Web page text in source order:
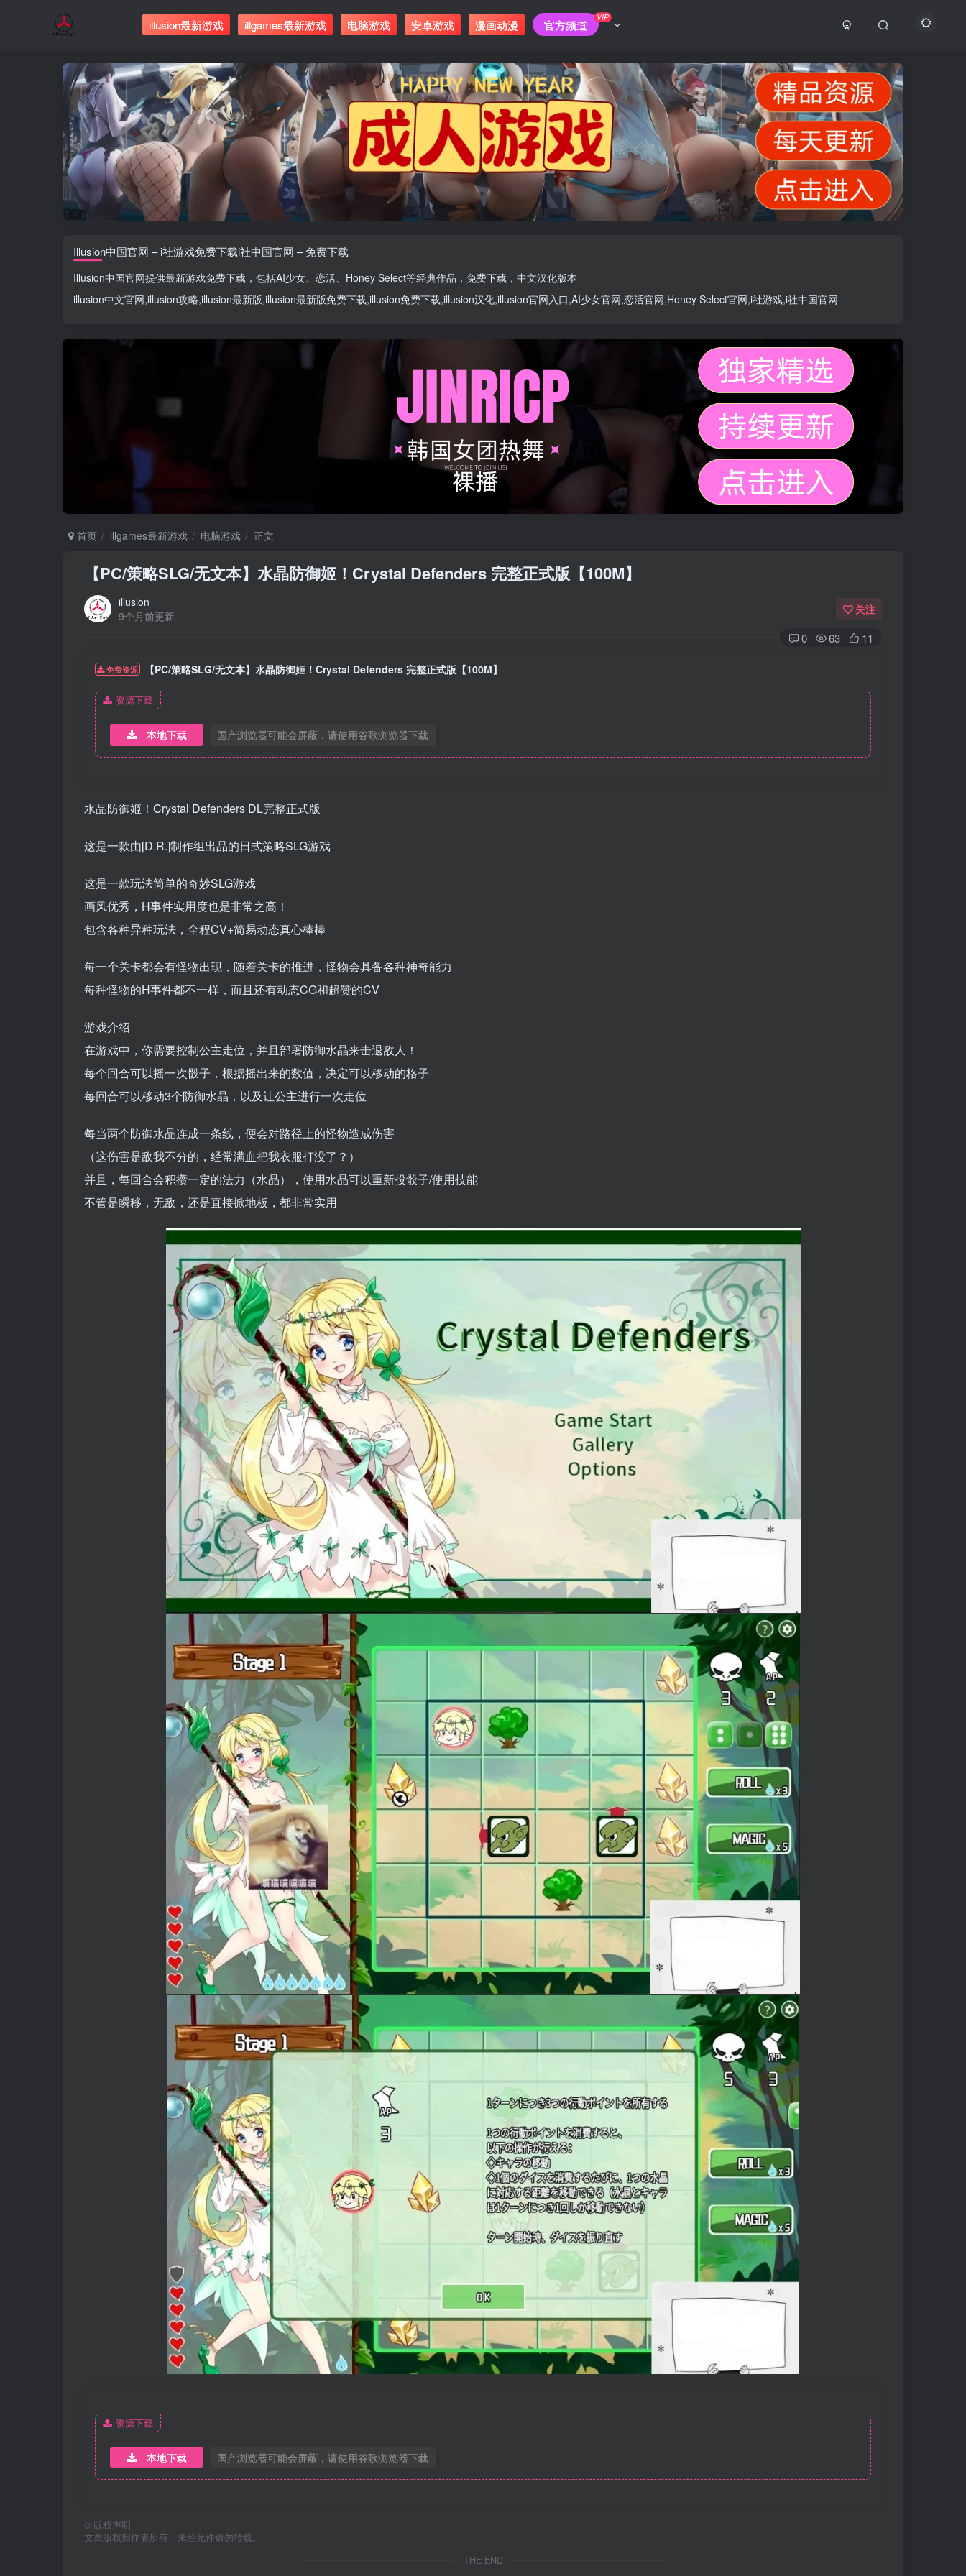
illusion最新游戏 illgames最新游戏 电脑游戏 安卓游戏 漫画动漫 官方频道
VIP
Illusion中国官网 – i社游戏免费下载i社中国官网 – 免费下载
Illusion中国官网提供最新游戏免费下载，包括AI少女、 恋活、 Honey Select等经典作品，免费下载，中文汉化版本
illusion中文官网,illusion攻略,illusion最新版,illusion最新版免费下载,illusion免费下载,illusion汉化,illusion官网入口,AI少女官网,恋活官网,Honey Select官网,i社游戏,i社中国官网
首页 illgames最新游戏 电脑游戏 正文
【PC/策略SLG/无文本】水晶防御姬！Crystal Defenders 完整正式版【100M】
illusion
9个月前更新
关注
0 63 11
免费资源 【PC/策略SLG/无文本】水晶防御姬！Crystal Defenders 完整正式版【100M】
资源下载
本地下载 国产浏览器可能会屏蔽，请使用谷歌浏览器下载
水晶防御姬！Crystal Defenders DL完整正式版
这是一款由[D.R.]制作组出品的日式策略SLG游戏
这是一款玩法简单的奇妙SLG游戏
画风优秀，H事件实用度也是非常之高！
包含各种异种玩法，全程CV+简易动态真心棒棒
每一个关卡都会有怪物出现，随着关卡的推进，怪物会具备各种神奇能力
每种怪物的H事件都不一样，而且还有动态CG和超赞的CV
游戏介绍
在游戏中，你需要控制公主走位，并且部署防御水晶来击退敌人！
每个回合可以摇一次骰子，根据摇出来的数值，决定可以移动的格子
每回合可以移动3个防御水晶，以及让公主进行一次走位
每当两个防御水晶连成一条线，便会对路径上的怪物造成伤害
（这伤害是敌我不分的，经常满血把我衣服打没了？）
并且，每回合会积攒一定的法力（水晶），使用水晶可以重新投骰子/使用技能
不管是瞬移，无敌，还是直接掀地板，都非常实用
资源下载
本地下载 国产浏览器可能会屏蔽，请使用谷歌浏览器下载
© 版权声明
文章版权归作者所有，未经允许请勿转载。
THE END